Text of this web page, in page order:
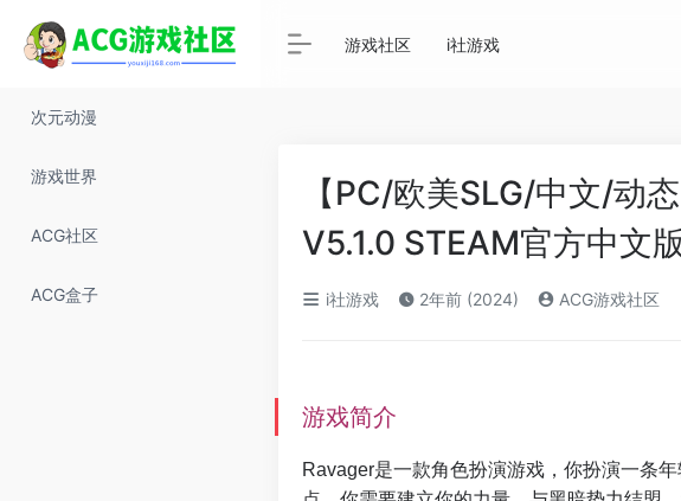
次元动漫
游戏世界
ACG社区
ACG盒子
游戏社区 i社游戏
【PC/欧美SLG/中文/动
V5.1.0 STEAM官方中文
i社游戏 2年前 (2024) ACG游戏社区
游戏简介
Ravager是一款角色扮演游戏，你扮演一条